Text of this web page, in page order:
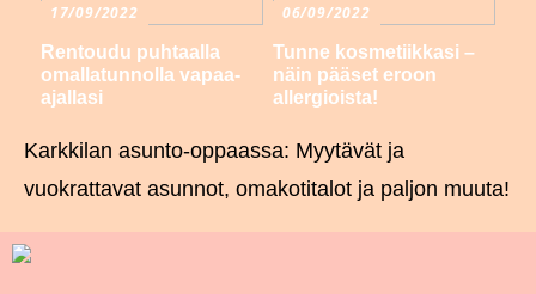
17/09/2022
Rentoudu puhtaalla
omallatunnolla vapaa-
ajallasi
06/09/2022
Tunne kosmetiikkasi –
näin pääset eroon
allergioista!
Karkkilan asunto-oppaassa: Myytävät ja
vuokrattavat asunnot, omakotitalot ja paljon muuta!